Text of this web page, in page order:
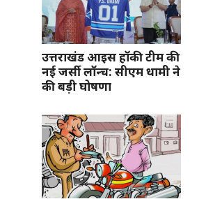
उत्तराखंड आइस हॉकी टीम की
नई जर्सी लॉन्च: सीएम धामी ने
की बड़ी घोषणा